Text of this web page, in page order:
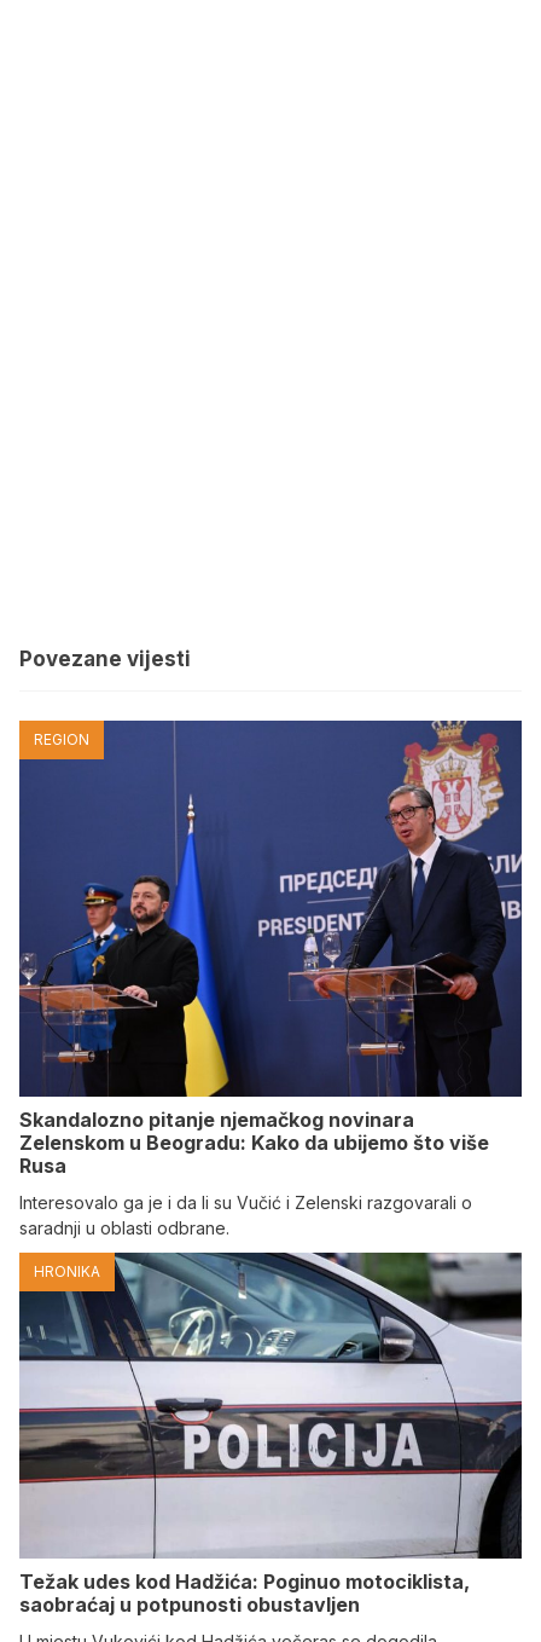
Povezane vijesti
REGION
Skandalozno pitanje njemačkog novinara
Zelenskom u Beogradu: Kako da ubijemo što više
Rusa
Interesovalo ga je i da li su Vučić i Zelenski razgovarali o
saradnji u oblasti odbrane.
HRONIKA
Težak udes kod Hadžića: Poginuo motociklista,
saobraćaj u potpunosti obustavljen